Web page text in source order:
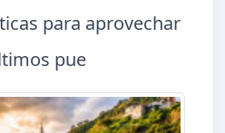
para aprovechar
pue